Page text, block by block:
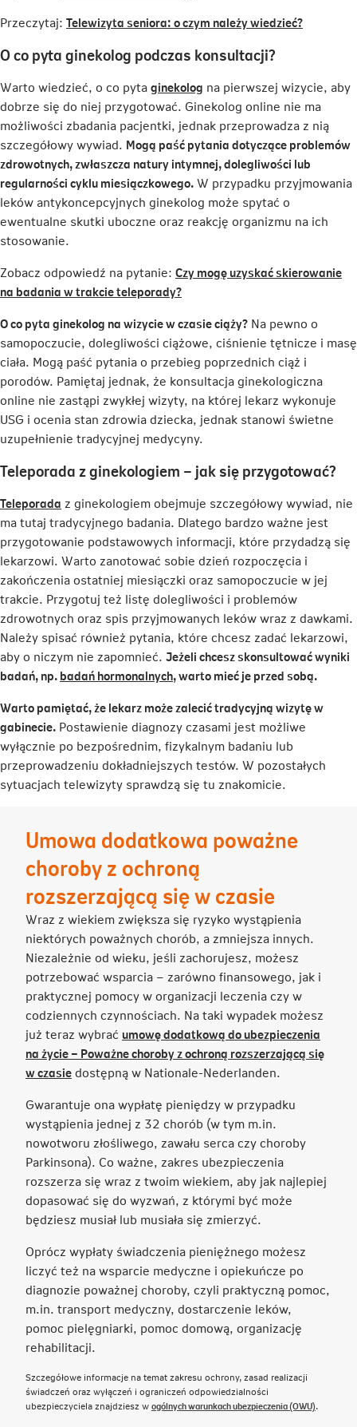
się
w
nowej
karcie
Przeczytaj: Telewizyta seniora: o czym należy wiedzieć?Link
nowej
karcie
O co pyta ginekolog podczas konsultacji?
Warto wiedzieć, o co pytaginekolog Link
otwiera
się
w
nowej
karcie
na pierwszej wizycie, aby
dobrze się do niej przygotować. Ginekolog online nie ma
możliwości zbadania pacjentki, jednak przeprowadza z nią
szczegółowy wywiad. Mogą paść pytania dotyczące problemów
zdrowotnych, zwłaszcza natury intymnej, dolegliwości lub
regularności cyklu miesiączkowego.W przypadku przyjmowania
leków antykoncepcyjnych ginekolog może spytać o
ewentualne skutki uboczne oraz reakcję organizmu na ich
stosowanie.
Zobacz odpowiedź na pytanie: Czy mogę uzyskać skierowanie
na badania w trakcie teleporady?Link
się
w
nowej
karcie
O co pyta ginekolog na wizycie w czasie ciąży? Na pewno o
samopoczucie, dolegliwości ciążowe, ciśnienie tętnicze i masę
ciała. Mogą paść pytania o przebieg poprzednich ciąż i
porodów. Pamiętaj jednak, że konsultacja ginekologiczna
online nie zastąpi zwykłej wizyty, na której lekarz wykonuje
USG i ocenia stan zdrowia dziecka, jednak stanowi świetne
uzupełnienie tradycyjnej medycyny.
Teleporada z ginekologiem – jak się przygotować?
Teleporada Link
otwiera
się
w
nowej
karcie
z ginekologiem obejmuje szczegółowy wywiad, nie
ma tutaj tradycyjnego badania. Dlatego bardzo ważne jest
przygotowanie podstawowych informacji, które przydadzą się
lekarzowi. Warto zanotować sobie dzień rozpoczęcia i
zakończenia ostatniej miesiączki oraz samopoczucie w jej
trakcie. Przygotuj też listę dolegliwości i problemów
zdrowotnych oraz spis przyjmowanych leków wraz z dawkami.
Należy spisać również pytania, które chcesz zadać lekarzowi,
aby o niczym nie zapomnieć. Jeżeli chcesz skonsultować wyniki
badań, np.badań hormonalnychLink
się
w
nowej
karcie
, warto mieć je przed sobą.
Warto pamiętać, że lekarz może zalecić tradycyjną wizytę w
gabinecie. Postawienie diagnozy czasami jest możliwe
wyłącznie po bezpośrednim, fizykalnym badaniu lub
przeprowadzeniu dokładniejszych testów. W pozostałych
sytuacjach telewizyty sprawdzą się tu znakomicie.
Umowa dodatkowa poważne
choroby z ochroną
rozszerzającą się w czasie
Wraz z wiekiem zwiększa się ryzyko wystąpienia
niektórych poważnych chorób, a zmniejsza innych.
Niezależnie od wieku, jeśli zachorujesz, możesz
potrzebować wsparcia – zarówno finansowego, jak i
praktycznej pomocy w organizacji leczenia czy w
codziennych czynnościach. Na taki wypadek możesz
już teraz wybrać umowę dodatkową do ubezpieczenia
na życie – Poważne choroby z ochroną rozszerzającą się
w czasieLink
się
w
nowej
karcie
dostępną w Nationale-Nederlanden.
Gwarantuje ona wypłatę pieniędzy w przypadku
wystąpienia jednej z 32 chorób (w tym m.in.
nowotworu złośliwego, zawału serca czy choroby
Parkinsona). Co ważne, zakres ubezpieczenia
rozszerza się wraz z twoim wiekiem, aby jak najlepiej
dopasować się do wyzwań, z którymi być może
będziesz musiał lub musiała się zmierzyć.
Oprócz wypłaty świadczenia pieniężnego możesz
liczyć też na wsparcie medyczne i opiekuńcze po
diagnozie poważnej choroby, czyli praktyczną pomoc,
m.in. transport medyczny, dostarczenie leków,
pomoc pielęgniarki, pomoc domową, organizację
rehabilitacji.
Szczegółowe informacje na temat zakresu ochrony, zasad realizacji
świadczeń oraz wyłączeń i ograniczeń odpowiedzialności
ubezpieczyciela znajdziesz wogólnych warunkach ubezpieczenia (OWU)Link
.